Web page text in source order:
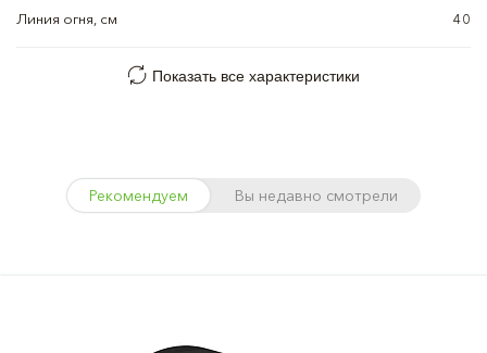
Линия огня, см 40
Показать все характеристики
Рекомендуем Вы недавно смотрели